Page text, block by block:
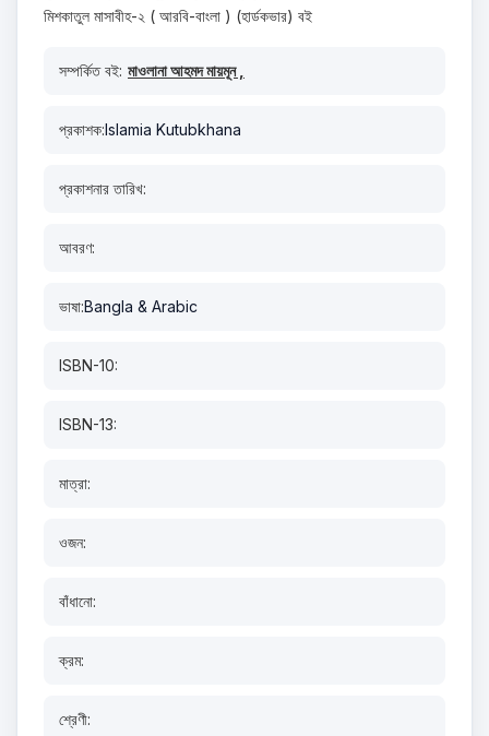
মিশকাতুল মাসাবীহ-২ ( আরবি-বাংলা ) (হার্ডকভার) বই
সম্পর্কিত বই: মাওলানা আহমদ মায়মূন ,
প্রকাশক:Islamia Kutubkhana
প্রকাশনার তারিখ:
আবরণ:
ভাষা:Bangla & Arabic
ISBN-10:
ISBN-13:
মাত্রা:
ওজন:
বাঁধানো:
ক্রম:
শ্রেণী: